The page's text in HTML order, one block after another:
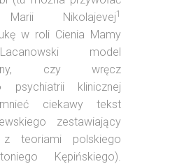
Marii Nikolajevej1
w roli Cienia Mamy
model
czy wręcz
psychiatrii klinicznej
ciekawy tekst
zestawiający
teoriami polskiego
Kępińskiego).